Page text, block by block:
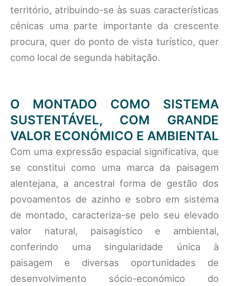
território, atribuindo-se às suas características
cénicas uma parte importante da crescente
procura, quer do ponto de vista turístico, quer
como local de segunda habitação.
O MONTADO COMO SISTEMA
SUSTENTÁVEL, COM GRANDE
VALOR ECONÓMICO E AMBIENTAL
Com uma expressão espacial significativa, que
se constitui como uma marca da paisagem
alentejana, a ancestral forma de gestão dos
povoamentos de azinho e sobro em sistema
de montado, caracteriza-se pelo seu elevado
valor natural, paisagístico e ambiental,
conferindo uma singularidade única à
paisagem e diversas oportunidades de
desenvolvimento sócio-económico do